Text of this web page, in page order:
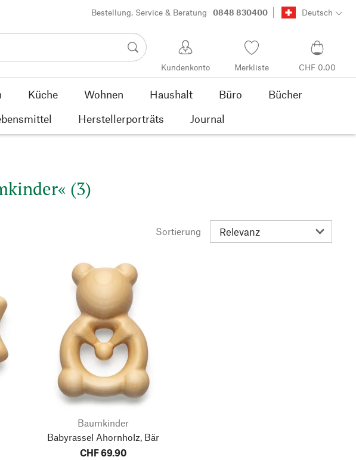
Bestellung, Service & Beratung 0848 830400 Deutsch
Kundenkonto Merkliste CHF 0.00
Küche Wohnen Haushalt Büro
Bücher
Herstellerporträts Journal
(3)
Sortierung
Baumkinder
Babyrassel Ahornholz, Bär
CHF 69.90